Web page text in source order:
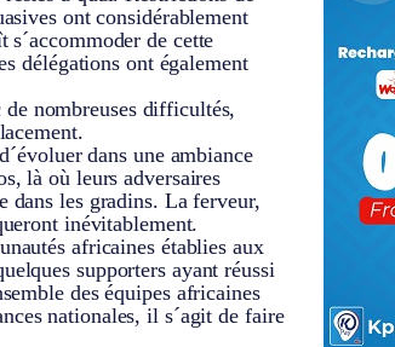
ont considérablement
de cette
délégations ont également
nombreuses difficultés,
dans une ambiance
là où leurs adversaires
dans les gradins. La ferveur,
inévitablement.
africaines établies aux
supporters ayant réussi
des équipes africaines
nationales, il s´agit de faire